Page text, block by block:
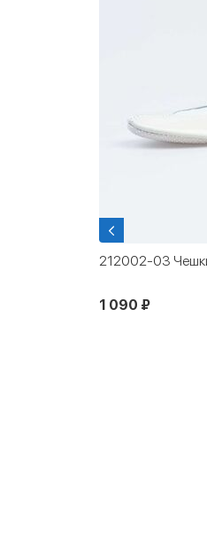
212002-03
1 090 ₽